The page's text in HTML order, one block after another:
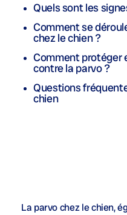
Quels sont les
Comment se
chez le chien ?
Comment protéger
contre la parvo ?
Questions
chien
La parvo chez le chien,